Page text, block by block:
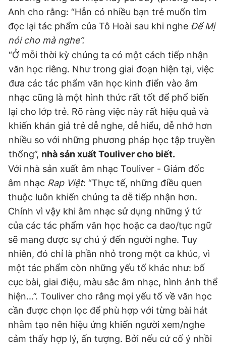
Anh cho rằng: “Hẳn có nhiều bạn trẻ muốn tìm
đọc lại tác phẩm của Tô Hoài sau khi nghe Để Mị
nói cho mà nghe”.
“Ở mỗi thời kỳ chúng ta có một cách tiếp nhận
văn học riêng. Như trong giai đoạn hiện tại, việc
đưa các tác phẩm văn học kinh điển vào âm
nhạc cũng là một hình thức rất tốt để phổ biến
lại cho lớp trẻ. Rõ ràng việc này rất hiệu quả và
khiến khán giả trẻ dễ nghe, dễ hiểu, dễ nhớ hơn
nhiều so với những phương pháp học tập truyền
thống”, nhà sản xuất Touliver cho biết.
Với nhà sản xuất âm nhạc Touliver - Giám đốc
âm nhạc Rap Việt: “Thực tế, những điều quen
thuộc luôn khiến chúng ta dễ tiếp nhận hơn.
Chính vì vậy khi âm nhạc sử dụng những ý tứ
của các tác phẩm văn học hoặc ca dao/tục ngữ
sẽ mang được sự chú ý đến người nghe. Tuy
nhiên, đó chỉ là phần nhỏ trong một ca khúc, vì
một tác phẩm còn những yếu tố khác như: bố
cục bài, giai điệu, màu sắc âm nhạc, hình ảnh thể
hiện...”. Touliver cho rằng mọi yếu tố về văn học
cần được chọn lọc để phù hợp với từng bài hát
nhằm tạo nên hiệu ứng khiến người xem/nghe
cảm thấy hợp lý, ấn tượng. Bởi nếu cứ cố ý nhồi